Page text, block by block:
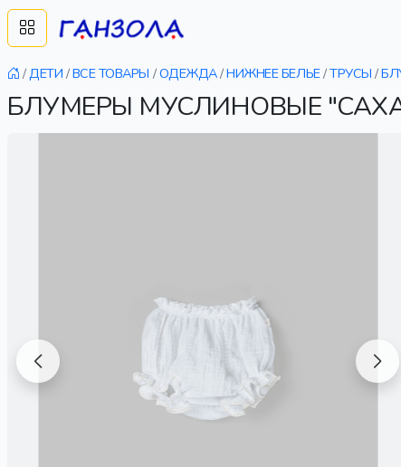
/ДЕТИ /ВСЕ ТОВАРЫ /ОДЕЖДА/НИЖНЕЕ БЕЛЬЕ/ТРУСЫ /
БЛУМЕРЫ МУСЛИНОВЫЕ